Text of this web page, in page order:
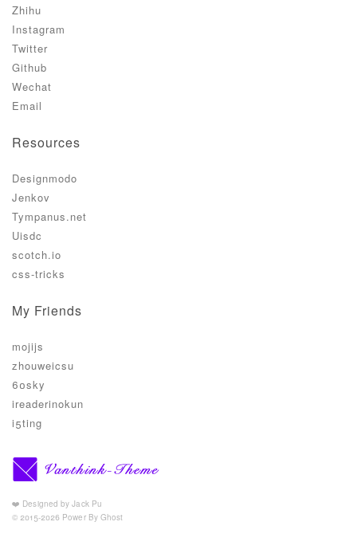
Zhihu
Instagram
Twitter
Github
Wechat
Email
Resources
Designmodo
Jenkov
Tympanus.net
Uisdc
scotch.io
css-tricks
My Friends
mojijs
zhouweicsu
60sky
ireaderinokun
i5ting
❤️ Designed by Jack Pu
© 2015-2026 Power By Ghost